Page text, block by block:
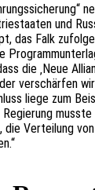
und
das Falk
die ‚Neue
verschär­fen
liege zum
die Vertei­lung